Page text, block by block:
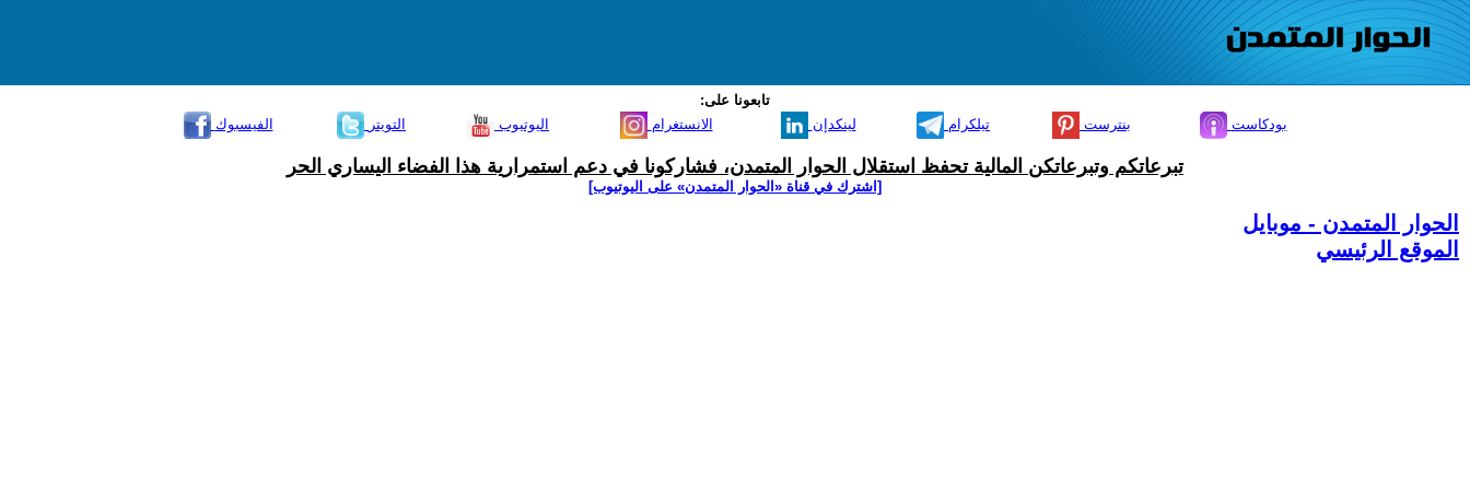
تابعونا على:
الفيسبوك
التويتر اليوتيوب الانستغرام لينكدإن تيلكرام بنترست بودكاست
تبرعاتكم وتبرعاتكن المالية تحفظ استقلال الحوار المتمدن، فشاركونا في دعم استمرارية هذا الفضاء اليساري الحر
[اشترك في قناة ‫«الحوار المتمدن» على اليوتيوب]
الحوار المتمدن - موبايل
الموقع الرئيسي